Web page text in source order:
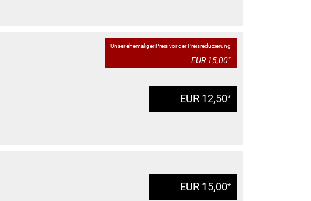
Unser ehemaliger Preis vor der Preisreduzierung
EUR 15,00*
EUR 12,50*
EUR 15,00*